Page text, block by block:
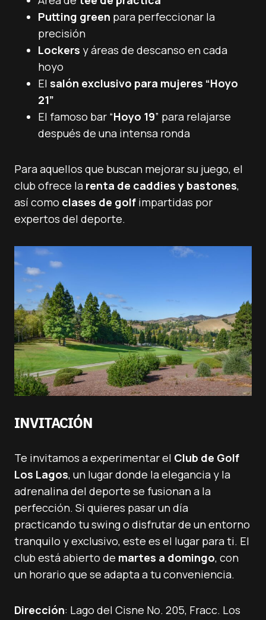
Putting green para perfeccionar la
precisión
Lockers y áreas de descanso en cada
hoyo
El salón exclusivo para mujeres “Hoyo
21”
El famoso bar “Hoyo 19” para relajarse
después de una intensa ronda
Para aquellos que buscan mejorar su juego, el
club ofrece la renta de caddies y bastones,
así como clases de golf impartidas por
expertos del deporte.
INVITACIÓN
Te invitamos a experimentar el Club de Golf
Los Lagos, un lugar donde la elegancia y la
adrenalina del deporte se fusionan a la
perfección. Si quieres pasar un día
practicando tu swing o disfrutar de un entorno
tranquilo y exclusivo, este es el lugar para ti. El
club está abierto de martes a domingo, con
un horario que se adapta a tu conveniencia.
Dirección: Lago del Cisne No. 205, Fracc. Los